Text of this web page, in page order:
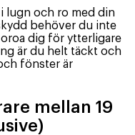
lugn och ro med din
behöver du inte
dig för ytterligare
är du helt täckt och
fönster är
mellan 19